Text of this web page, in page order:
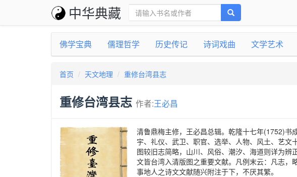
中华典藏
佛学宝典 儒理哲学 历史传记 诗词戏曲 文学艺术
首页 天文地理 重修台湾县志
重修台湾县志 作者:王必昌
清鲁鼎梅主修，王必昌总辑。乾隆十七年(1752)书
宇、礼仪、武卫、职官、选举、人物、风土、艺
图较旧志简略，山川、风俗、潮汐、海道则详为
文皆台湾入清版图之重要文献。凡例末云：凡志
事地人之诗文文献随兴附注于下，不厌其繁。